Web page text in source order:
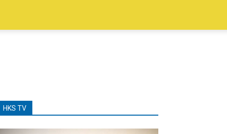
HKS TV